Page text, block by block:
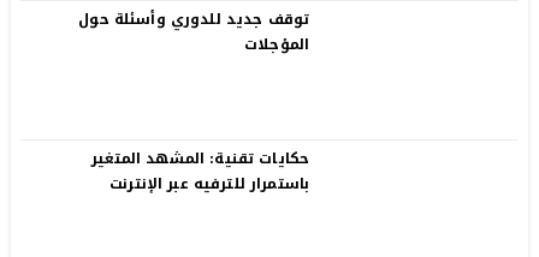
توقف جديد للدوري وأسئلة حول
المؤجلات
حكايات تقنية: المشهد المتغير
باستمرار للترفيه عبر الإنترنت